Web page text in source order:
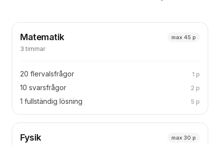
Matematik max 45 p
3 timmar
20 flervalsfrågor 1 p
10 svarsfrågor 2 p
1 fullständig lösning 5 p
Fysik max 30 p